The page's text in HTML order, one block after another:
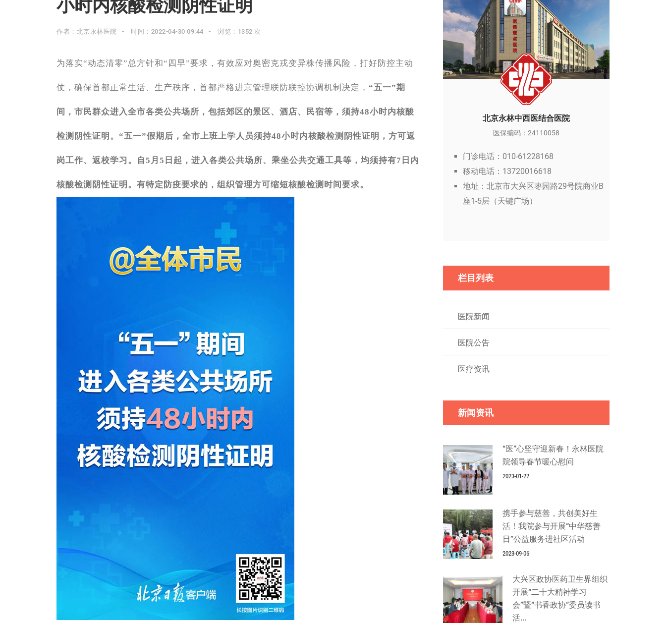
小时内核酸检测阴性证明
作者：北京永林医院 时间：2022-04-30 09:44 浏览：1352 次
为落实“动态清零”总方针和“四早”要求，有效应对奥密克戎变异株传播风险，打好防控主动
仗，确保首都正常生活、生产秩序，首都严格进京管理联防联控协调机制决定， “五一”期
间，市民群众进入全市各类公共场所，包括郊区的景区、酒店、民宿等，须持48小时内核酸
检测阴性证明。“五一”假期后，全市上班上学人员须持48小时内核酸检测阴性证明，方可返
岗工作、返校学习。自5月5日起，进入各类公共场所、乘坐公共交通工具等，均须持有7日内
核酸检测阴性证明。有特定防疫要求的，组织管理方可缩短核酸检测时间要求。
北京永林中西医结合医院
医保编码：24110058
门诊电话：010-61228168
移动电话：13720016618
地址：北京市大兴区枣园路29号院商业B
座1-5层（天键广场）
栏目列表
医院新闻
医院公告
医疗资讯
新闻资讯
“医”心坚守迎新春！永林医院
院领导春节暖心慰问
2023-01-22
携手参与慈善，共创美好生
活！我院参与开展“中华慈善
日”公益服务进社区活动
2023-09-06
大兴区政协医药卫生界组织
开展“二十大精神学习
会”暨“书香政协”委员读书
活...